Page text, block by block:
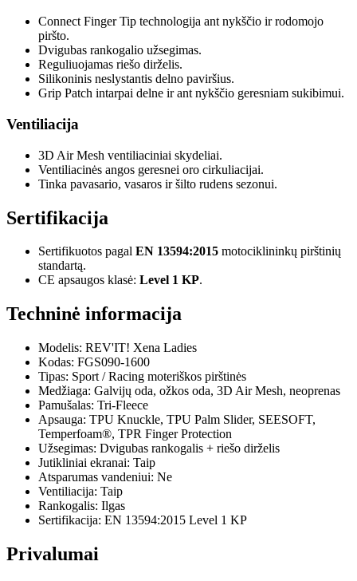
Connect Finger Tip technologija ant nykščio ir rodomojo
piršto.
Dvigubas rankogalio užsegimas.
Reguliuojamas riešo dirželis.
Silikoninis neslystantis delno paviršius.
Grip Patch intarpai delne ir ant nykščio geresniam sukibimui.
Ventiliacija
3D Air Mesh ventiliaciniai skydeliai.
Ventiliacinės angos geresnei oro cirkuliacijai.
Tinka pavasario, vasaros ir šilto rudens sezonui.
Sertifikacija
Sertifikuotos pagal EN 13594:2015 motociklininkų pirštinių
standartą.
CE apsaugos klasė: Level 1 KP.
Techninė informacija
Modelis: REV'IT! Xena Ladies
Kodas: FGS090-1600
Tipas: Sport / Racing moteriškos pirštinės
Medžiaga: Galvijų oda, ožkos oda, 3D Air Mesh, neoprenas
Pamušalas: Tri-Fleece
Apsauga: TPU Knuckle, TPU Palm Slider, SEESOFT,
Temperfoam®, TPR Finger Protection
Užsegimas: Dvigubas rankogalis + riešo dirželis
Jutikliniai ekranai: Taip
Atsparumas vandeniui: Ne
Ventiliacija: Taip
Rankogalis: Ilgas
Sertifikacija: EN 13594:2015 Level 1 KP
Privalumai